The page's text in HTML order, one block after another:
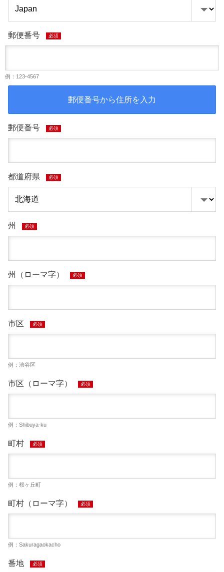
郵便番号 必須
例：123-4567
郵便番号から住所を入力
郵便番号 必須
都道府県 必須
州 必須
州（ローマ字） 必須
市区 必須
例：渋谷区
市区（ローマ字） 必須
例：Shibuya-ku
町村 必須
例：桜ヶ丘町
町村（ローマ字） 必須
例：Sakuragaokacho
番地 必須